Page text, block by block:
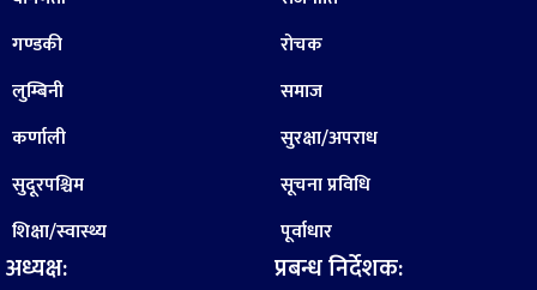
गण्डकी
लुम्बिनी
कर्णाली
सुदूरपश्चिम
शिक्षा/स्वास्थ्य
अध्यक्ष:
रोचक
समाज
सुरक्षा/अपराध
सूचना प्रविधि
पूर्वाधार
प्रबन्ध निर्देशक: